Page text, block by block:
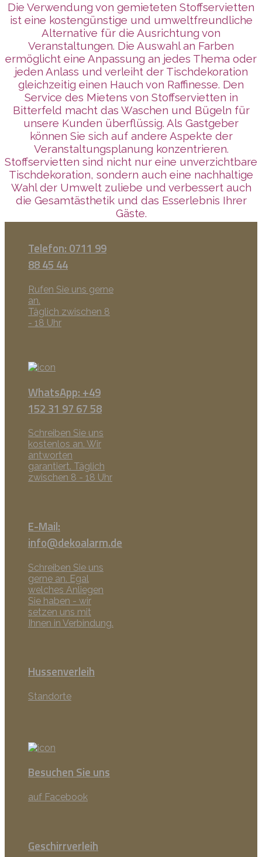
Die Verwendung von gemieteten Stoffservietten
ist eine kostengünstige und umweltfreundliche
Alternative für die Ausrichtung von
Veranstaltungen. Die Auswahl an Farben
ermöglicht eine Anpassung an jedes Thema oder
jeden Anlass und verleiht der Tischdekoration
gleichzeitig einen Hauch von Raffinesse. Den
Service des Mietens von Stoffservietten in
Bitterfeld macht das Waschen und Bügeln für
unsere Kunden überflüssig. Als Gastgeber
können Sie sich auf andere Aspekte der
Veranstaltungsplanung konzentrieren.
Stoffservietten sind nicht nur eine unverzichtbare
Tischdekoration, sondern auch eine nachhaltige
Wahl der Umwelt zuliebe und verbessert auch
die Gesamtästhetik und das Esserlebnis Ihrer
Gäste.
Telefon: 0711 99
88 45 44
Rufen Sie uns gerne
an.
Täglich zwischen 8
- 18 Uhr
WhatsApp: +49
152 31 97 67 58
Schreiben Sie uns
kostenlos an. Wir
antworten
garantiert. Täglich
zwischen 8 - 18 Uhr
E-Mail:
info@dekoalarm.de
Schreiben Sie uns
gerne an. Egal
welches Anliegen
Sie haben - wir
setzen uns mit
Ihnen in Verbindung.
Hussenverleih
Standorte
Besuchen Sie uns
auf Facebook
Geschirrverleih